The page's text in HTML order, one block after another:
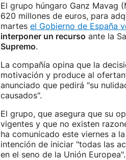
El grupo húngaro Ganz Mavag
620 millones de euros, para
martes el Gobierno de España
interponer un recurso ante la
Supremo.
La compañía opina que la
motivación y produce al
anunciado que pedirá "su
causados".
El grupo, que asegura que su
vigentes y que no existen
ha comunicado este viernes a
intención de iniciar "todas las
en el seno de la Unión Europea".